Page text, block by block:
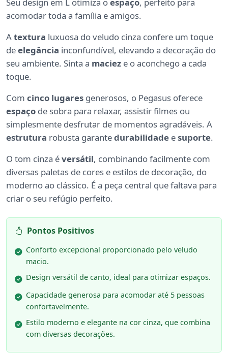
Seu design em L otimiza oespaço, perfeito para
acomodar toda a família e amigos.
Atextura luxuosa do veludo cinza confere um toque
deelegância inconfundível, elevando a decoração do
seu ambiente. Sinta a maciez e o aconchego a cada
toque.
Com cinco lugares generosos, o Pegasus oferece
espaço de sobra para relaxar, assistir filmes ou
simplesmente desfrutar de momentos agradáveis. A
estrutura robusta garantedurabilidade esuporte.
O tom cinza éversátil, combinando facilmente com
diversas paletas de cores e estilos de decoração, do
moderno ao clássico. É a peça central que faltava para
criar o seu refúgio perfeito.
Pontos Positivos
Conforto excepcional proporcionado pelo veludo
macio.
Design versátil de canto, ideal para otimizar espaços.
Capacidade generosa para acomodar até 5 pessoas
confortavelmente.
Estilo moderno e elegante na cor cinza, que combina
com diversas decorações.